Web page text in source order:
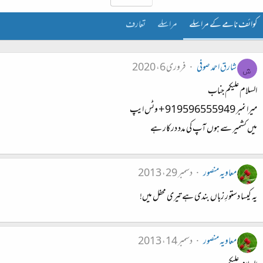
کوائف نامے کے مراسلے مراسلے تعارف
ش شارق احمد صوفی
فروری 6، 2020
السلام علیکم جناب
میرا نمبر 919596555949 + وٹس ایپ
میں کشمیر سے ہوں آپ کی مدد درکار ہے
معاویہ منصور
دسمبر 29، 2013
یہ کیسا دستورِ زباں بندی ہے تیری محفل میں!
معاویہ منصور
دسمبر 14، 2013